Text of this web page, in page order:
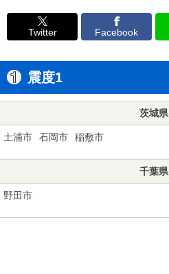
Twitter Facebook
震度1
茨城県
土浦市 石岡市 稲敷市
千葉県
野田市